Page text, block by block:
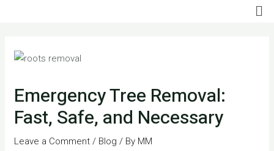
Emergency Tree Removal:
Fast, Safe, and Necessary
Leave a Comment / Blog / By MM